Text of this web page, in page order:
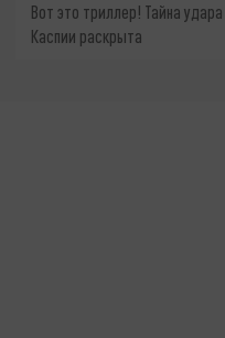
Вот это триллер! Тайна
Каспии раскрыта